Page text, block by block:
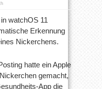
watchOS 11
Erkennung
Nickerchens.
hatte ein Apple
gemacht,
App die